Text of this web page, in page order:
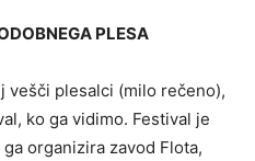
PLESA
vešči plesalci (milo rečeno),
ko ga vidimo. Festival je
organizira zavod Flota,